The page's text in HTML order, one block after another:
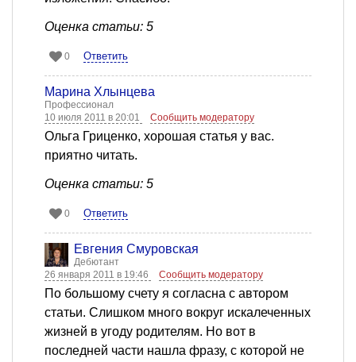
Оценка статьи: 5
0 Ответить
Марина Хлынцева
Профессионал
10 июля 2011 в 20:01
Сообщить модератору
Ольга Гриценко, хорошая статья у вас.
приятно читать.
Оценка статьи: 5
0 Ответить
Евгения Смуровская
Дебютант
26 января 2011 в 19:46
Сообщить модератору
По большому счету я согласна с автором
статьи. Слишком много вокруг искалеченных
жизней в угоду родителям. Но вот в
последней части нашла фразу, с которой не